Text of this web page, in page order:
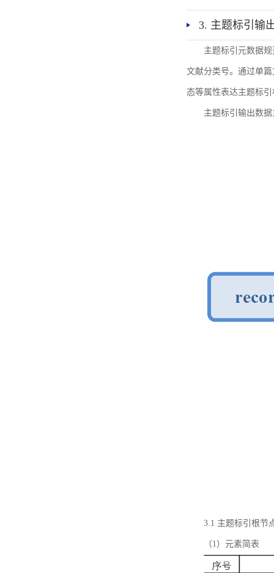
3. 主题标引输
主题标引元数据
文献分类号。通过单
态等属性表达主题标
主题标引输出数
3.1 主题标引根节
（1）元素简表